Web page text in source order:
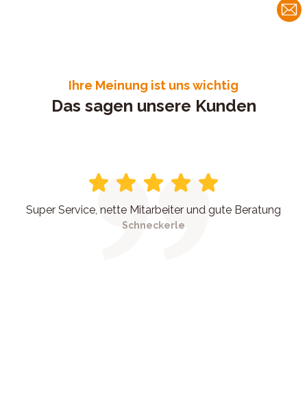
Ihre Meinung ist uns wichtig
Das sagen unsere Kunden
Super Service, nette Mitarbeiter und gute Beratung
Schneckerle